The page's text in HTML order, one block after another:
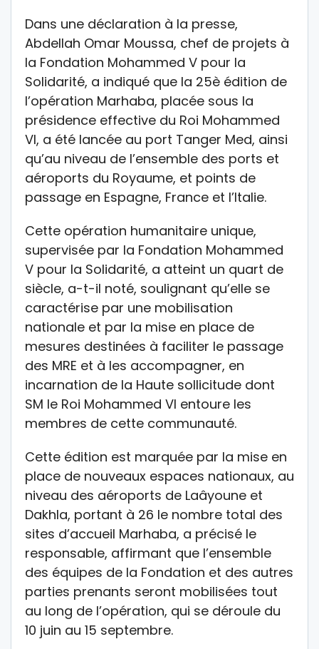
Dans une déclaration à la presse,
Abdellah Omar Moussa, chef de projets à
la Fondation Mohammed V pour la
Solidarité, a indiqué que la 25è édition de
l’opération Marhaba, placée sous la
présidence effective du Roi Mohammed
VI, a été lancée au port Tanger Med, ainsi
qu’au niveau de l’ensemble des ports et
aéroports du Royaume, et points de
passage en Espagne, France et l’Italie.
Cette opération humanitaire unique,
supervisée par la Fondation Mohammed
V pour la Solidarité, a atteint un quart de
siècle, a-t-il noté, soulignant qu’elle se
caractérise par une mobilisation
nationale et par la mise en place de
mesures destinées à faciliter le passage
des MRE et à les accompagner, en
incarnation de la Haute sollicitude dont
SM le Roi Mohammed VI entoure les
membres de cette communauté.
Cette édition est marquée par la mise en
place de nouveaux espaces nationaux, au
niveau des aéroports de Laâyoune et
Dakhla, portant à 26 le nombre total des
sites d’accueil Marhaba, a précisé le
responsable, affirmant que l’ensemble
des équipes de la Fondation et des autres
parties prenants seront mobilisées tout
au long de l’opération, qui se déroule du
10 juin au 15 septembre.